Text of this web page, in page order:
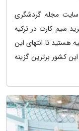
سایت مجله گردشگری
سیم کارت در ترکیه
هستید تا انتهای این
تا بتوانید از بین 3 اپراتور این کشور برترین گزینه